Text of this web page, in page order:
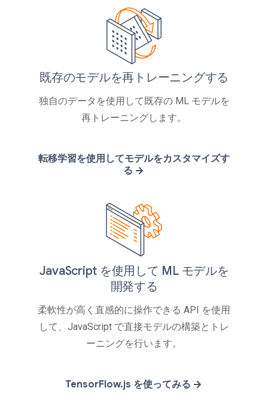
既存のモデルを再トレーニングする
独自のデータを使用して既存の ML モデルを
再トレーニングします。
転移学習を使用してモデルをカスタマイズす
る
JavaScript を使用して ML モデルを
開発する
柔軟性が高く直感的に操作できる API を使用
して、JavaScript で直接モデルの構築とトレ
ーニングを行います。
TensorFlow.js を使ってみる